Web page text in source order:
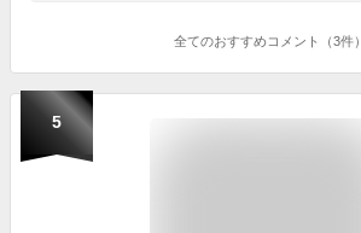
全てのおすすめコメント（3件）
5